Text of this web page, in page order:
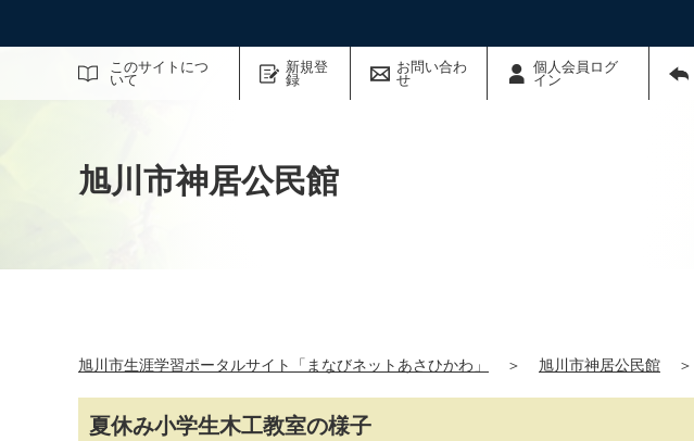
このサイトにつ
いて
新規登
録
お問い合わ
せ
個人会員ログ
イン
サイト内検索
旭川市神居公民館
旭川市生涯学習ポータルサイト「まなびネットあさひかわ」 ＞ 旭川市神居公民館 ＞
夏休み小学生木工教室の様子